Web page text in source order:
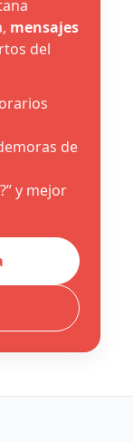
mensajes
del
de
y mejor